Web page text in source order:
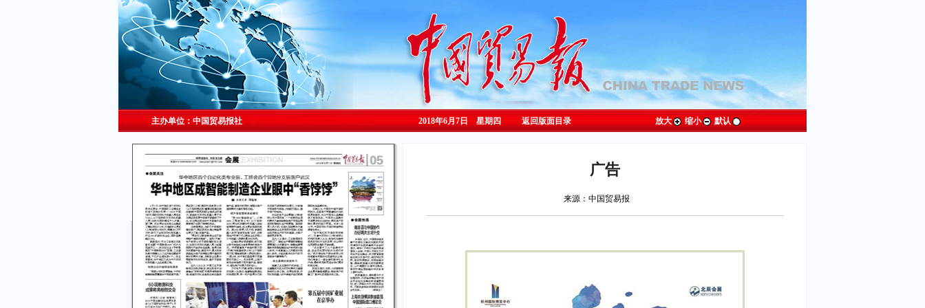
主办单位：中国贸易报社 2018年6月7日 星期 四 返回版面目录 放大 缩小 默认
广告
来源：中国贸易报